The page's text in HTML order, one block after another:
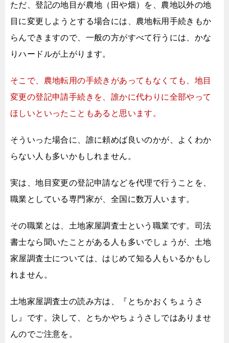
ただ、登記の地目が農地（田や畑）を、 農地以外の地
目に変更しようとする場合には、 農地転用手続きもか
らんできますので、 一般の方がすべて行うには、かな
りハードルが上がります。
そこで、農地転用の手続きがあってもなくても、 地目
変更の登記申請手続きを、 誰かに代わりに全部やって
ほしいといったこともあると思います。
そういった場合に、誰に頼めば良いのかが、
よくわか
らない人も多いかもしれません。
実は、地目変更の登記申請などを代理で行うことを、
職業としている専門家が、全国に数万人います。
その職業とは、土地家屋調査士という職業です。 司法
書士なら聞いたことがある人も多いでしょうが、 土地
家屋調査士については、はじめて知る人もいるかもし
れません。
土地家屋調査士の読み方は、『とちかおくちょうさ
し』です。 決して、とちかやちょうさしではありませ
んのでご注意を。